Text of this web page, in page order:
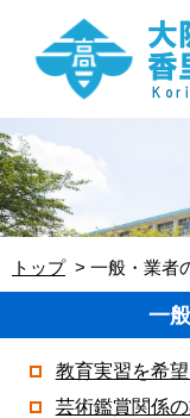
トップ 一般・業者
一
教育実習を希
芸術鑑賞関係